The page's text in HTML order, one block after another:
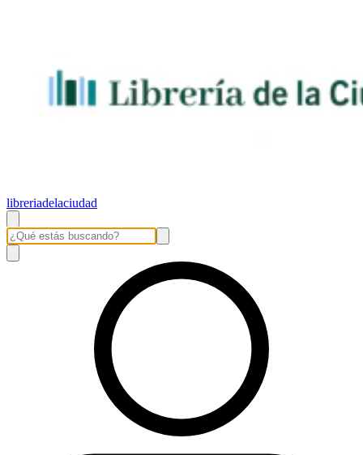
libreriadelaciudad